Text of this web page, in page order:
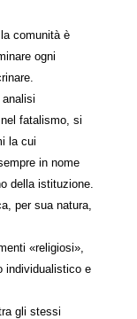
comunità è
ogni
fatalismo, si
la cui
in nome
della istituzione.
per sua natura,
«religiosi»,
individualistico e
gli stessi